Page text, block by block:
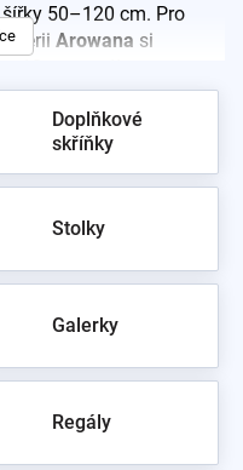
50–120 cm. Pro
sérii Arowana si
Doplňkové
skříňky
Stolky
Galerky
Regály